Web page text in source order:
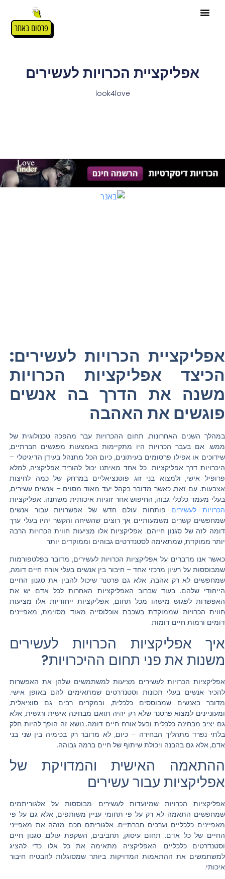
פרסום באתר
אפליקציית הכרויות לעשירים
look4love
אפליקציית הכרויות לעשירים:
הכיצד אפליקציות הכרויות
משנה את הדרך בה אנשים
פוגשים את האהבה
במהלך השנים האחרונות, תחום ההכרויות עבר מהפכה טכנולוגית של
ממש. אם בעבר הכרויות היו מתקיימות באמצעות מפגשים חברתיים,
שידוכים או אפילו פרסומים בעיתונים, כיום הכל מתנהל בעידן הדיגיטלי –
היכרויות דרך אפליקציות. כל אחד מאיתנו יכול להוריד אפליקציה, למלא
פרופיל אישי, ולמצוא בני זוג פוטנציאליים במרחק של כמה לחיצות
אצבעות. עם זאת, כאשר מדובר בקהל יעד מאוד מסוים – אנשים עשירים,
בעלי מעמד כלכלי גבוה, החיפוש אחר זוגיות איכותית משתנה. אפליקציות
הכרויות לעשירים פותחות עולם חדש של אפשרויות עבור אנשים
שמחפשים קשרים משמעותיים אך רוצים שהשיחה והקשר יהיו בעלי ערך
דומה לזה של סגנון חייהם. אפליקציות אלו מציעות חווית הכרויות הרבה
יותר ממוקדת, שמתאימה לסטנדרטים גבוהים וממוקדים יותר.
כאשר אנו מדברים על אפליקציות הכרויות לעשירים, מדובר בפלטפורמות
שמבוססות על רעיון מרכזי אחד – חיבור בין אנשים בעלי אורח חיים דומה,
שמחפשים לא רק אהבה, אלא גם פרטנר שיכול להבין את סגנון החיים
הייחודי שלהם. בעוד שברוב האפליקציות האחרות לכל אדם יש את
האפשרות לפגוש מישהו מכל תחום, אפליקציות ייחודיות אלו מציעות
חווית הכרויות שממוקדת בשכבת אוכלוסייה מאוד מסוימת, מאפיינים
דומים ורמות חיים דומות.
איך אפליקציות הכרויות לעשירים
משנות את פני תחום ההיכרויות?
אפליקציות הכרויות לעשירים מציעות למשתמשים שלהן את האפשרות
להכיר אנשים בעלי תכונות וסטנדרטים שמתאימים להם באופן אישי.
מדובר באנשים שמבוססים כלכלית, ובמקרים רבים גם סוציאלית,
ומעוניינים למצוא פרטנר שלא רק יהיה תואם מבחינה אישית ורגשית, אלא
גם יציב מבחינה כלכלית ובעל אורח חיים דומה. נושא זה הופך להיות חלק
בלתי נפרד מתהליך הבחירה – כיום, לא מדובר רק בכימיה בין שני בני
אדם, אלא גם בהבנה ויכולת שיתוף של חיים ברמה גבוהה.
ההתאמה האישית והמדויקת של
אפליקציות עבור עשירים
אפליקציות הכרויות שמיועדות לעשירים מבוססות על אלגוריתמים
שמחפשים התאמה לא רק על פי תחומי עניין משותפים, אלא גם על פי
מאפיינים כלכליים וערכים חברתיים. אלגוריתם חכם מזהה את מאפייני
החיים של כל אדם: תחום עיסוק, תחביבים, השקפת עולם, סגנון חיים
וסטנדרטים כלכליים. האפליקציה מתאימה את כל אלו כדי להציג
למשתמשים את ההתאמות המדויקות ביותר שמסוגלות להבטיח חיבור
איכותי.